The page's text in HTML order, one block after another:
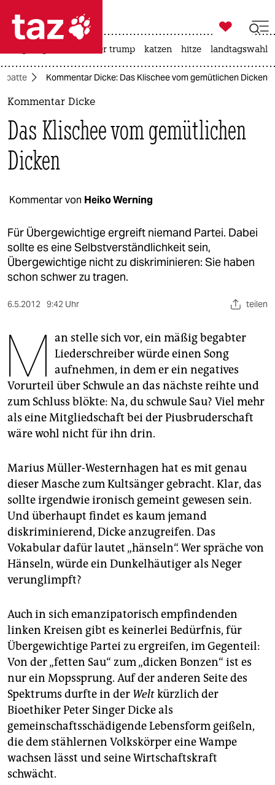
 taz zahl ich
taz zahl ich
politik
öko
gesellschaft
kultur
sport
berlin
nord
wahrheit
verlag
verlag
veranstaltungen
shop
unterstützen
abo
genossenschaft
epaper login

taz zahl ich
usa unter trump katzen hitze landtagswahl
Kommentar Dicke: Das Klischee vom gemütlichen Dicken
Kommentar Dicke
Das Klischee vom gemütlichen
Dicken
Kommentar von Heiko Werning
Für Übergewichtige ergreift niemand Partei. Dabei
sollte es eine Selbstverständlichkeit sein,
Übergewichtige nicht zu diskriminieren: Sie haben
schon schwer zu tragen.
6.5.2012 9:42 Uhr teilen
M an stelle sich vor, ein mäßig begabter
Liederschreiber würde einen Song
aufnehmen, in dem er ein negatives
Vorurteil über Schwule an das nächste reihte und
zum Schluss blökte: Na, du schwule Sau? Viel mehr
als eine Mitgliedschaft bei der Piusbruderschaft
wäre wohl nicht für ihn drin.
Marius Müller-Westernhagen hat es mit genau
dieser Masche zum Kultsänger gebracht. Klar, das
sollte irgendwie ironisch gemeint gewesen sein.
Und überhaupt findet es kaum jemand
diskriminierend, Dicke anzugreifen. Das
Vokabular dafür lautet „hänseln“. Wer spräche von
Hänseln, würde ein Dunkelhäutiger als Neger
verunglimpft?
Auch in sich emanzipatorisch empfindenden
linken Kreisen gibt es keinerlei Bedürfnis, für
Übergewichtige Partei zu ergreifen, im Gegenteil:
Von der „fetten Sau“ zum „dicken Bonzen“ ist es
nur ein Mopssprung. Auf der anderen Seite des
Spektrums durfte in der Weltkürzlich der
Bioethiker Peter Singer Dicke als
gemeinschaftsschädigende Lebensform geißeln,
die dem stählernen Volkskörper eine Wampe
wachsen lässt und seine Wirtschaftskraft
schwächt.